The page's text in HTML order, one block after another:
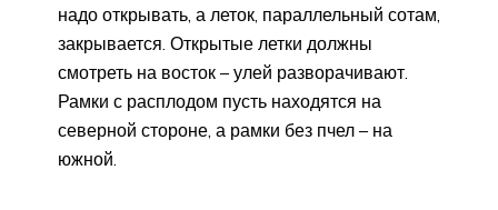
надо открывать, а леток, параллельный сотам,
закрывается. Открытые летки должны
смотреть на восток – улей разворачивают.
Рамки с расплодом пусть находятся на
северной стороне, а рамки без пчел – на
южной.